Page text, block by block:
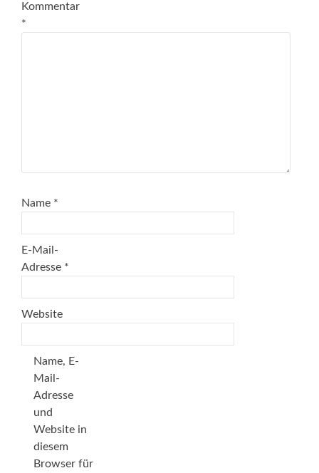
Kommentar
*
Name *
E-Mail-
Adresse *
Website
Name, E-
Mail-
Adresse
und
Website in
diesem
Browser für